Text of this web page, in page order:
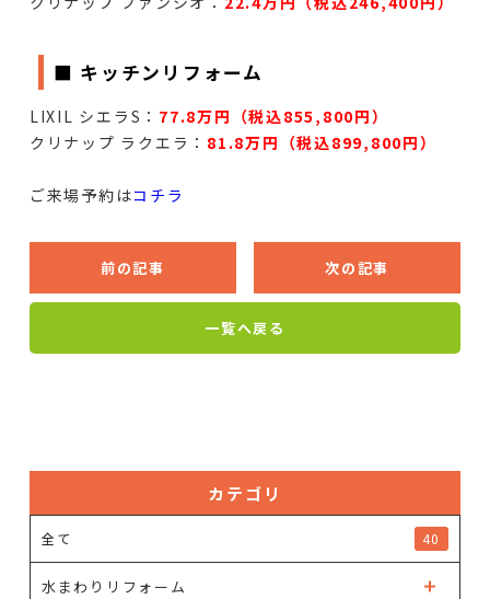
■ キッチンリフォーム
LIXIL シエラS： 77.8万円（税込855,800円）
クリナップ ラクエラ： 81.8万円（税込899,800円）
ご来場予約はコチラ
前の記事 次の記事
一覧へ戻る
カテゴリ
全て 40
水まわりリフォーム